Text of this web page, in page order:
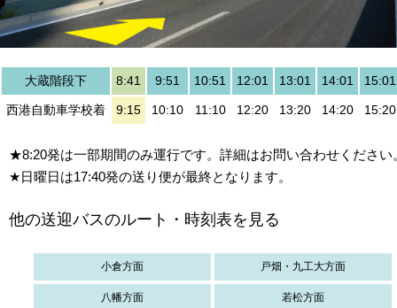
大蔵階段下 8:41 9:51 10:51 12:01 13:01 14:01 15:01
西港自動車学校着 9:15 10:10 11:10 12:20 13:20 14:20 15:20
★8:20発は一部期間のみ運行です。詳細はお問い合わせください
★日曜日は17:40発の送り便が最終となります。
他の送迎バスのルート・時刻表を見る
小倉方面 戸畑・九工大方面
八幡方面 若松方面